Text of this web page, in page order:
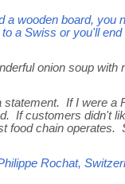
a wooden board, you
a Swiss or you'll
onion soup with
If I were a
If customers didn't
food chain operates.
Rochat,